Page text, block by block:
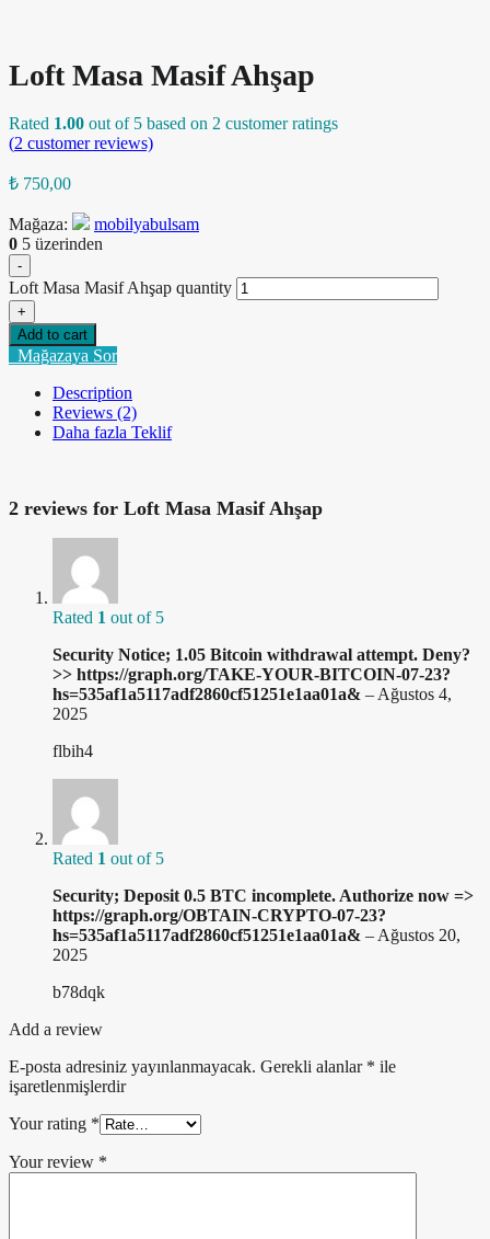
Loft Masa Masif Ahşap
Rated 1.00 out of 5 based on 2 customer ratings
(2 customer reviews)
₺ 750,00
Mağaza:
mobilyabulsam
0 5 üzerinden
-
Loft Masa Masif Ahşap quantity
+
Add to cart
Mağazaya Sor
Description
Reviews (2)
Daha fazla Teklif
2 reviews for Loft Masa Masif Ahşap
Rated 1 out of 5
Security Notice; 1.05 Bitcoin withdrawal attempt. Deny?
>> https://graph.org/TAKE-YOUR-BITCOIN-07-23?
hs=535af1a5117adf2860cf51251e1aa01a& – Ağustos 4,
2025
flbih4
Rated 1 out of 5
Security; Deposit 0.5 BTC incomplete. Authorize now =>
https://graph.org/OBTAIN-CRYPTO-07-23?
hs=535af1a5117adf2860cf51251e1aa01a& – Ağustos 20,
2025
b78dqk
Add a review
E-posta adresiniz yayınlanmayacak. Gerekli alanlar * ile
işaretlenmişlerdir
Your rating *
Your review *